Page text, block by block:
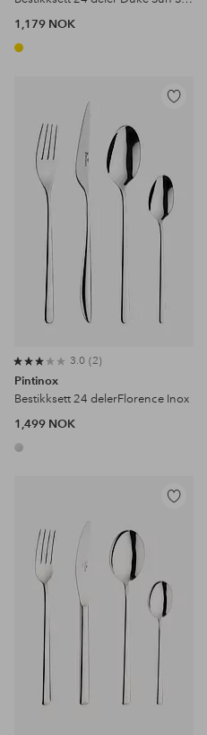
1,179 NOK
Legg
3.0 2
Pintinox
Bestikksett 24 delerFlorence Inox
1,499 NOK
Legg